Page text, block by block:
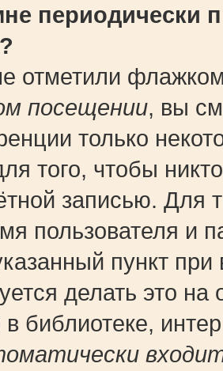
периодически
отметили
посещении, вы
только
того, чтобы
записью. Для
пользователя и
пункт
делать это
библиотеке,